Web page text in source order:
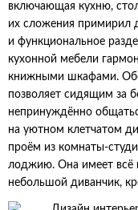
включающая кухню,
их сложения примирил
и функциональное
кухонной мебели
книжными шкафами.
позволяет сидящим за
непринуждённо
на уютном клетчатом
проём из комнаты-
лоджию. Она имеет всё
небольшой диванчик,